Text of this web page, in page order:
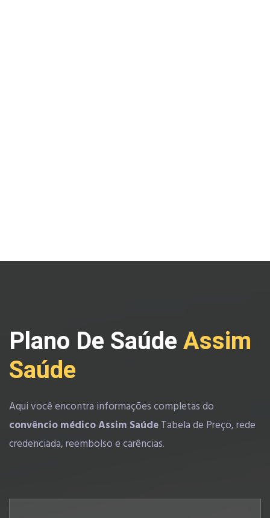
Plano De SaúdeAssim
Saúde
Aqui você encontra informações completas do
convêncio médico Assim Saúde Tabela de Preço, rede
credenciada, reembolso e carências.